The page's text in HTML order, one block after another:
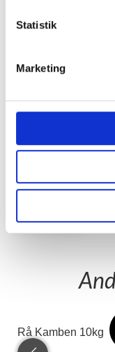
Statistik
Marketing
netto) UDEN SKAL
Detailpris
Rå Kamben 10kg